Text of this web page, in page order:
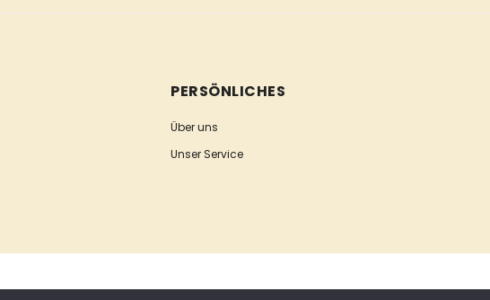
PERSÖNLICHES
Über uns
Unser Service